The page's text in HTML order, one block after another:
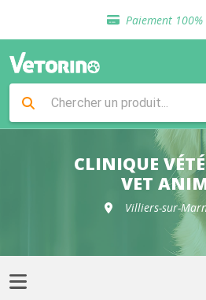
Paiement 100%
Livraison gratuite en
Sélection de
Livraison gratuite en
Retour gratuit
Sélection de
CLINIQUE
VET
Villiers-sur-